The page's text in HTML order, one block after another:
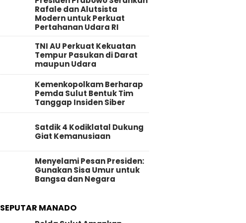
Rafale dan Alutsista
Modern untuk Perkuat
Pertahanan Udara RI
TNI AU Perkuat Kekuatan
Tempur Pasukan di Darat
maupun Udara
Kemenkopolkam Berharap
Pemda Sulut Bentuk Tim
Tanggap Insiden Siber
Satdik 4 Kodiklatal Dukung
Giat Kemanusiaan
Menyelami Pesan Presiden:
Gunakan Sisa Umur untuk
Bangsa dan Negara
SEPUTAR MANADO